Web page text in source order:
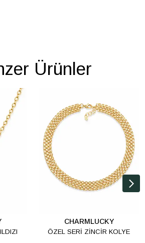
Ürünler
CHARMLUCKY
ÖZEL SERİ ZİNCİR KOLYE